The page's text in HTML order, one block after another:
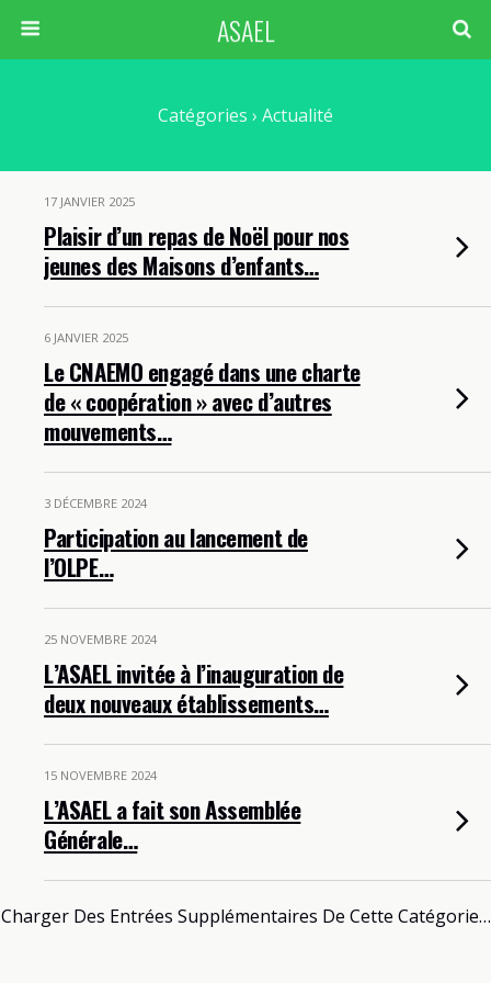
ASAEL
Catégories › Actualité
17 JANVIER 2025
Plaisir d’un repas de Noël pour nos
jeunes des Maisons d’enfants…
6 JANVIER 2025
Le CNAEMO engagé dans une charte
de « coopération » avec d’autres
mouvements…
3 DÉCEMBRE 2024
Participation au lancement de
l’OLPE…
25 NOVEMBRE 2024
L’ASAEL invitée à l’inauguration de
deux nouveaux établissements…
15 NOVEMBRE 2024
L’ASAEL a fait son Assemblée
Générale…
Charger Des Entrées Supplémentaires De Cette Catégorie…